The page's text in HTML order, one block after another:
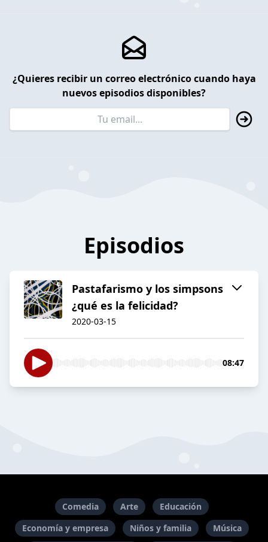
¿Quieres recibir un correo electrónico cuando haya
nuevos episodios disponibles?
Episodios
Pastafarismo y los simpsons
¿qué es la felicidad?
2020-03-15
08:47
Comedia Arte
Educación
Economía y empresa
Niños y familia Música